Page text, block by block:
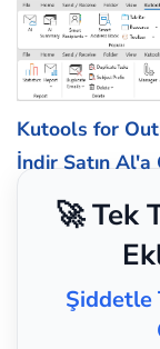
Kutools for
İndir Satın Al'a
🚀 Tek
Şiddetle